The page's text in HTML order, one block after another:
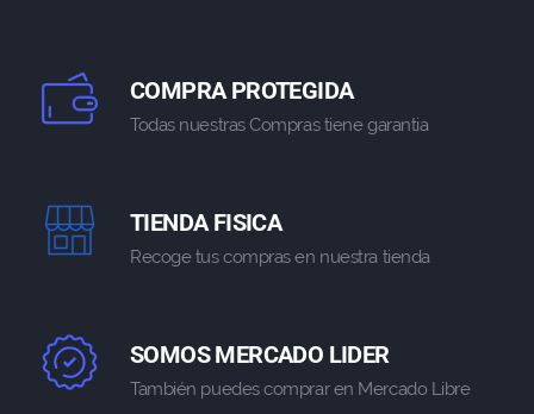
COMPRA PROTEGIDA
Todas nuestras Compras tiene garantia
TIENDA FISICA
Recoge tus compras en nuestra tienda
SOMOS MERCADO LIDER
También puedes comprar en Mercado Libre